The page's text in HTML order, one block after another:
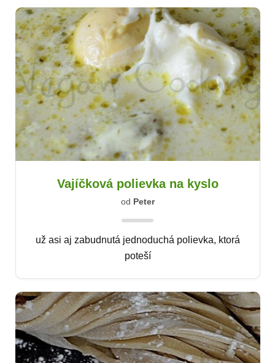
Vajíčková polievka na kyslo
od Peter
už asi aj zabudnutá jednoduchá polievka, ktorá
poteší